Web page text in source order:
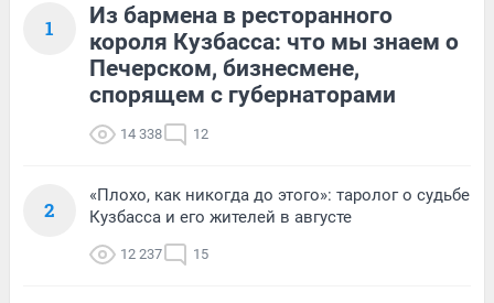
1
Из бармена в ресторанного
короля Кузбасса: что мы знаем о
Печерском, бизнесмене,
спорящем с губернаторами
14 338 12
2
«Плохо, как никогда до этого»: таролог о судьбе
Кузбасса и его жителей в августе
12 237 15